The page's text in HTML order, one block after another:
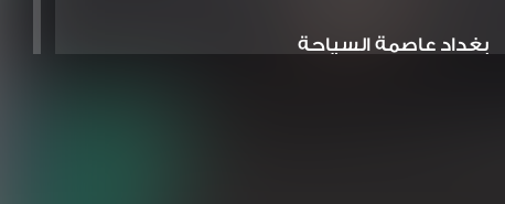
بغداد عاصمة السياحة